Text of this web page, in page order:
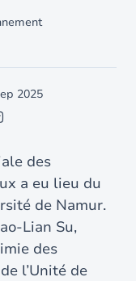
2025
des
a eu lieu du
de Namur.
Lian Su,
des
l’Unité de